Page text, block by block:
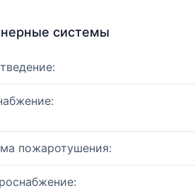
системы
пожаротушения: